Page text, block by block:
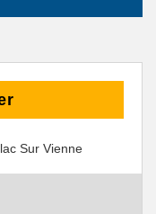
Sur Vienne